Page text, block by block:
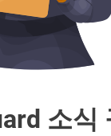
소식